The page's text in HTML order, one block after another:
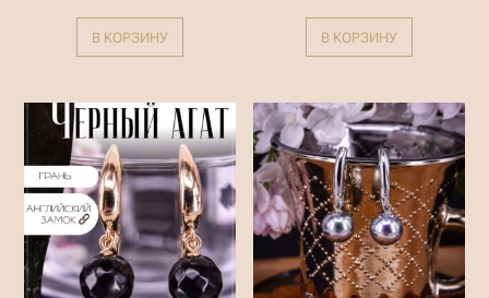
В КОРЗИНУ В КОРЗИНУ